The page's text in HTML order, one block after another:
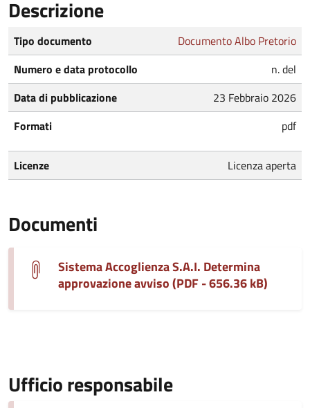
Descrizione
Tipo documento
Documento Albo Pretorio
Numero e data protocollo
n. del
Data di pubblicazione
23 Febbraio 2026
Formati
pdf
Licenze Licenza aperta
Documenti
Sistema Accoglienza S.A.I. Determina
approvazione avviso (PDF - 656.36 kB)
Ufficio responsabile